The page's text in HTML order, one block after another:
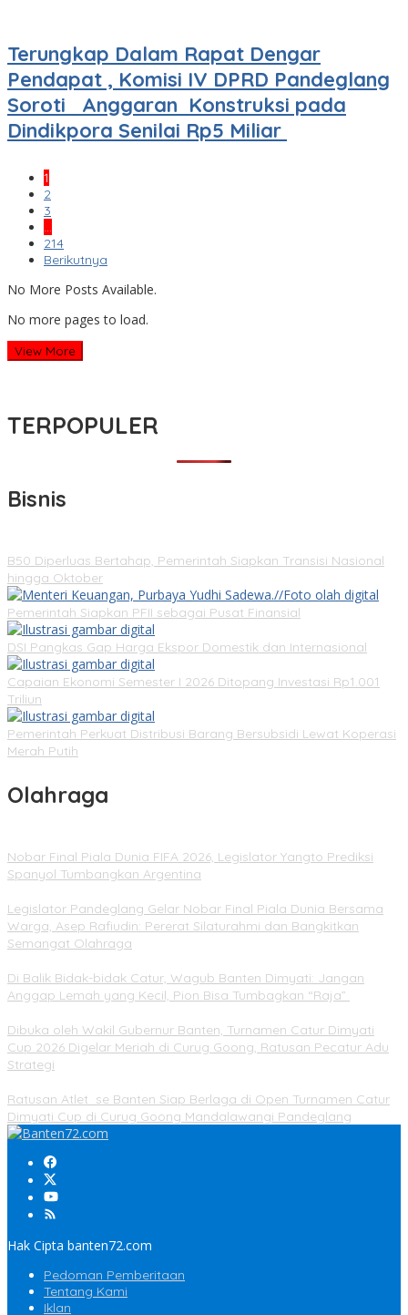
Terungkap Dalam Rapat Dengar
Pendapat , Komisi IV DPRD Pandeglang
Soroti Anggaran Konstruksi pada
Dindikpora Senilai Rp5 Miliar
1
2
3
…
214
Berikutnya
No More Posts Available.
No more pages to load.
View More
TERPOPULER
Bisnis
B50 Diperluas Bertahap, Pemerintah Siapkan Transisi Nasional
hingga Oktober
Pemerintah Siapkan PFII sebagai Pusat Finansial
DSI Pangkas Gap Harga Ekspor Domestik dan Internasional
Capaian Ekonomi Semester I 2026 Ditopang Investasi Rp1.001
Triliun
Pemerintah Perkuat Distribusi Barang Bersubsidi Lewat Koperasi
Merah Putih
Olahraga
Nobar Final Piala Dunia FIFA 2026, Legislator Yangto Prediksi
Spanyol Tumbangkan Argentina
Legislator Pandeglang Gelar Nobar Final Piala Dunia Bersama
Warga, Asep Rafiudin: Pererat Silaturahmi dan Bangkitkan
Semangat Olahraga
Di Balik Bidak-bidak Catur, Wagub Banten Dimyati: Jangan
Anggap Lemah yang Kecil, Pion Bisa Tumbagkan “Raja”
Dibuka oleh Wakil Gubernur Banten, Turnamen Catur Dimyati
Cup 2026 Digelar Meriah di Curug Goong, Ratusan Pecatur Adu
Strategi
Ratusan Atlet se Banten Siap Berlaga di Open Turnamen Catur
Dimyati Cup di Curug Goong Mandalawangi Pandeglang
Hak Cipta banten72.com
Pedoman Pemberitaan
Tentang Kami
Iklan